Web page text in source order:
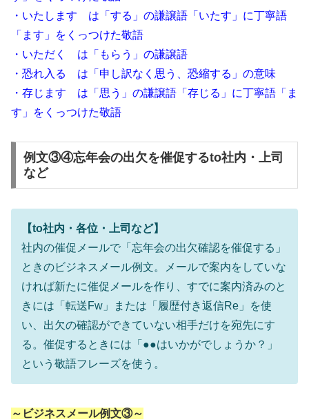
・いたします は「する」の謙譲語「いたす」に丁寧語
「ます」をくっつけた敬語
・いただく は「もらう」の謙譲語
・恐れ入る は「申し訳なく思う、恐縮する」の意味
・存じます は「思う」の謙譲語「存じる」に丁寧語「ま
す」をくっつけた敬語
例文③④忘年会の出欠を催促するto社内・上司
など
【to社内・各位・上司など】
社内の催促メールで「忘年会の出欠確認を催促する」
ときのビジネスメール例文。メールで案内をしていな
ければ新たに催促メールを作り、すでに案内済みのと
きには「転送Fw」または「履歴付き返信Re」を使
い、出欠の確認ができていない相手だけを宛先にす
る。催促するときには「●●はいかがでしょうか？」
という敬語フレーズを使う。
～ビジネスメール例文③～